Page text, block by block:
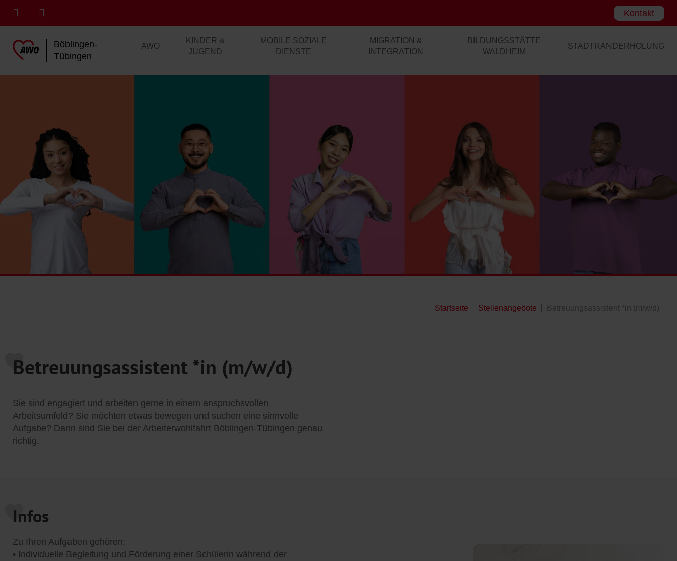
Kontakt
Böblingen-
Tübingen
AWO
KINDER &
JUGEND
MOBILE SOZIALE
DIENSTE
MIGRATION &
INTEGRATION
BILDUNGSSTÄTTE
WALDHEIM
STADTRANDERHOLUNG
Startseite Stellenangebote Betreuungsassistent *in (m/w/d)
Betreuungsassistent *in (m/w/d)
Sie sind engagiert und arbeiten gerne in einem anspruchsvollen
Arbeitsumfeld? Sie möchten etwas bewegen und suchen eine sinnvolle
Aufgabe? Dann sind Sie bei der Arbeiterwohlfahrt Böblingen-Tübingen genau
richtig.
Infos
Zu Ihren Aufgaben gehören:
• Individuelle Begleitung und Förderung einer Schülerin während der